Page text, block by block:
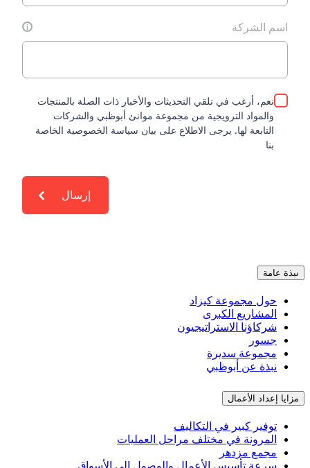
الشركة
أرغب في تلقي التحديثات والأخبار ذات الصلة بالمنتجات
الترويجية من مجموعة موانئ أبوظبي والشركات
لها. يرجى الاطلاع على بيان سياسة الخصوصية الخاصة
مجموعة كيزاد
الكبرى
الاستراتيجيون
سديرة
عن أبوظبي
الأعمال
كبير في التكاليف
في مختلف مراحل العمليات
مزدهر
تأسيس الأعمال والوصول إلى الأسواق